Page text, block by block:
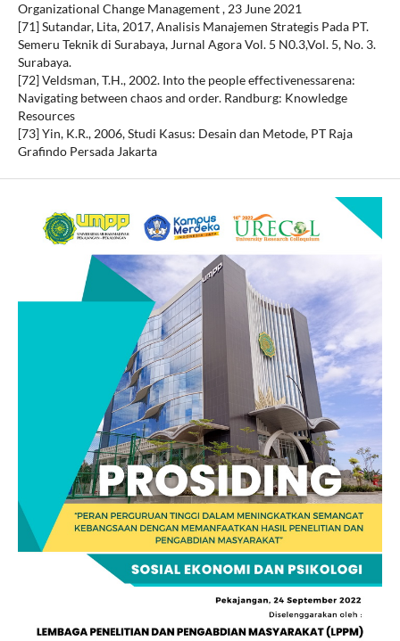
Organizational Change Management , 23 June 2021
[71] Sutandar, Lita, 2017, Analisis Manajemen Strategis Pada PT.
Semeru Teknik di Surabaya, Jurnal Agora Vol. 5 N0.3,Vol. 5, No. 3.
Surabaya.
[72] Veldsman, T.H., 2002. Into the people effectivenessarena:
Navigating between chaos and order. Randburg: Knowledge
Resources
[73] Yin, K.R., 2006, Studi Kasus: Desain dan Metode, PT Raja
Grafindo Persada Jakarta